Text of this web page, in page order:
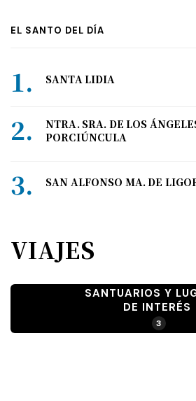
EL SANTO DEL DÍA
SANTA LIDIA
NTRA. SRA. DE LOS
PORCIÚNCULA
SAN ALFONSO MA. DE
VIAJES
SANTUARIOS Y
DE INTERÉS
3